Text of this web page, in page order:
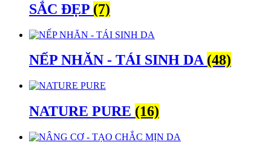
SẮC ĐẸP (7)
NẾP NHĂN - TÁI SINH DA(48)
NATURE PURE (16)